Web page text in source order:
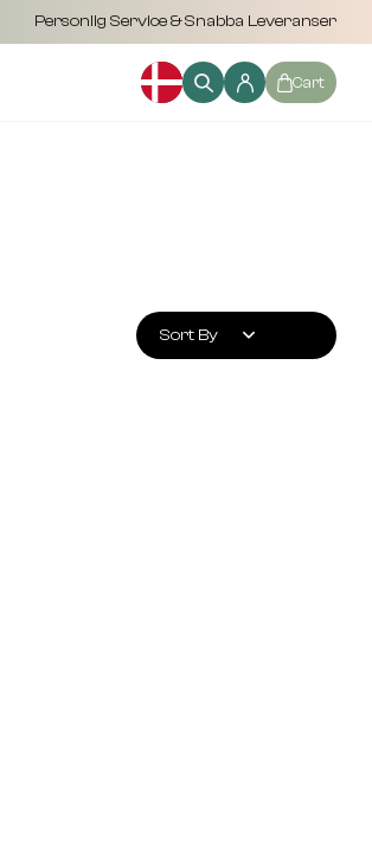
Personlig Service & Snabba Leveranser
Cart
Sort By